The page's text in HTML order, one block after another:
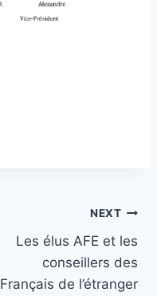
NEXT
Les élus AFE et les
conseillers des
Français de l’étranger